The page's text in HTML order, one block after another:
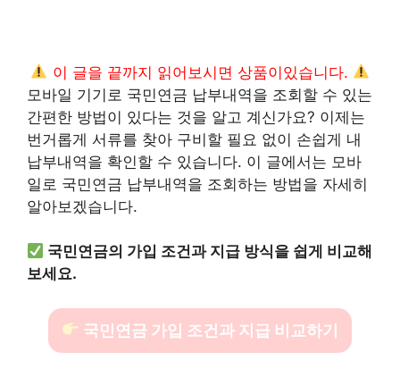
이 글을 끝까지 읽어보시면 상품이있습니다.
모바일 기기로 국민연금 납부내역을 조회할 수 있는
간편한 방법이 있다는 것을 알고 계신가요? 이제는
번거롭게 서류를 찾아 구비할 필요 없이 손쉽게 내
납부내역을 확인할 수 있습니다. 이 글에서는 모바
일로 국민연금 납부내역을 조회하는 방법을 자세히
알아보겠습니다.
국민연금의 가입 조건과 지급 방식을 쉽게 비교해
보세요.
국민연금 가입 조건과 지급 비교하기